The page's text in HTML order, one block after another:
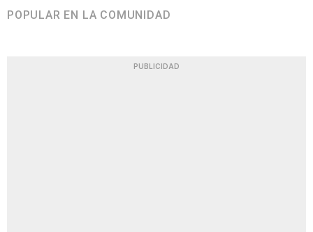
POPULAR EN LA COMUNIDAD
PUBLICIDAD